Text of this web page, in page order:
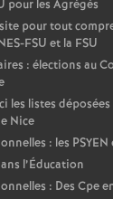
pour les Agrégés
pour tout
FSU et la FSU
: élections au
les listes déposées
Nice
: les
l’Éducation
: Des Cpe